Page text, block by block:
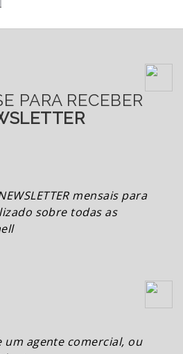
PARA RECEBER
mensais para
sobre todas as
um agente comercial, ou